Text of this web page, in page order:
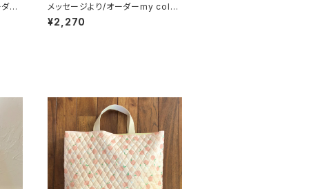
シ
巾
メッセージより/オーダーmy colo
r/給食袋縦25×横20cm/ランチョ
ンマット縦25×横35cm｜通園通学
¥2,270